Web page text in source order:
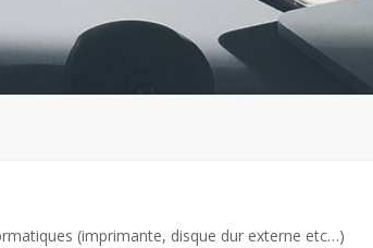
(imprimante, disque dur externe etc…)